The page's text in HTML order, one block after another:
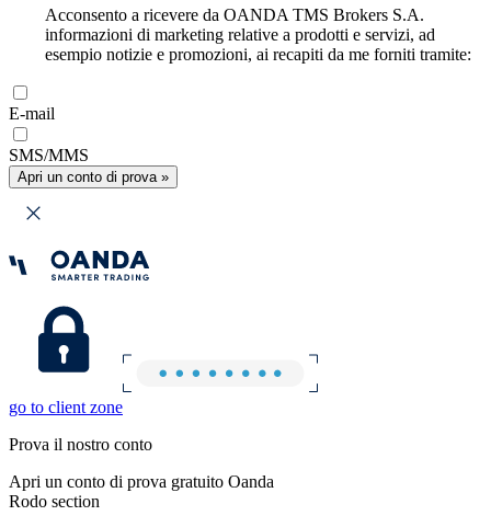
Acconsento a ricevere da OANDA TMS Brokers S.A.
informazioni di marketing relative a prodotti e servizi, ad
esempio notizie e promozioni, ai recapiti da me forniti tramite:
E-mail
SMS/MMS
Apri un conto di prova »
go to client zone
Prova il nostro conto
Apri un conto di prova gratuito Oanda
Rodo section